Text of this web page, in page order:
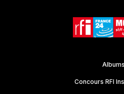
Albums
Concours RFI